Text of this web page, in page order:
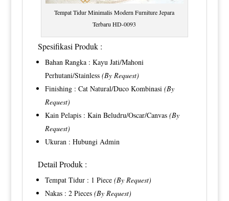
Tempat Tidur Minimalis Modern Furniture Jepara
Terbaru HD-0093
Spesifikasi Produk :
Bahan Rangka : Kayu Jati/Mahoni
Perhutani/Stainless (By Request)
Finishing : Cat Natural/Duco Kombinasi (By
Request)
Kain Pelapis : Kain Beludru/Oscar/Canvas (By
Request)
Ukuran : Hubungi Admin
Detail Produk :
Tempat Tidur : 1 Piece (By Request)
Nakas : 2 Pieces (By Request)